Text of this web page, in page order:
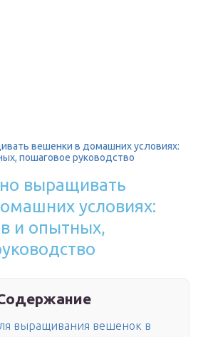
вешенки в домашних условиях:
пошаговое руководство
выращивать
условиях:
и опытных,
выращивания вешенок в